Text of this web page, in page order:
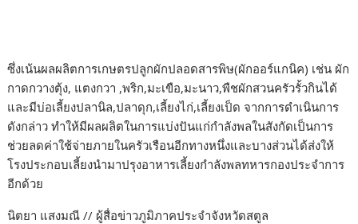
ซึ่งเน้นผลผลิตการเกษตรปลูกผักปลอดสารพิษ(ผักออร์แกนิค) เช่น ผัก
กาดกวางตุ้ง, แตงกวา ,พริก,มะเขือ,มะนาว,พืชผักสวนครัวรั้วกินได้
และมีบ่อเลี้ยงปลานิล,ปลาดุก,เลี้ยงไก่,เลี้ยงเป็ด จากการดำเนินการ
ดังกล่าว ทำให้มีผลผลิตในการแบ่งปันแก่กำลังพลในสังกัดเป็นการ
ช่วยลดค่าใช้จ่ายภายในครัวเรือนอีกทางหนึ่งและบางส่วนได้ส่งให้
โรงประกอบเลี้ยงนำมาปรุงอาหารเลี้ยงกำลังพลทหารกองประจำการ
อีกด้วย
นิตยา แสงมณี // ผู้สื่อข่าวภูมิภาคประจำจังหวัดสตูล